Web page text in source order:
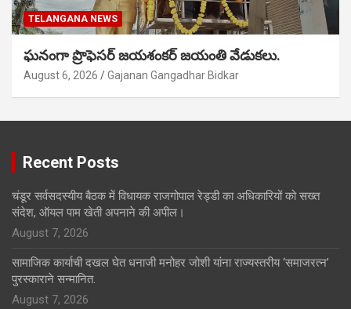
TELANGANA NEWS
ఘనంగా ప్రొఫెసర్ జయశంకర్ జయంతి వేడుకలు.
August 6, 2026 Gajanan Gangadhar Bidkar
Recent Posts
चंडूर सर्वसदस्यीय बैठक में विधायक राजगोपाल रेड्डी का अधिकारियों को सख्त
संदेश, ऑयल पाम खेती अपनाने की अपील।
August 7, 2026
सामाजिक कार्याची दखल घेत धनाजी मनोहर जोशी यांना राज्यस्तरीय ‘समाजरत्न’
पुरस्काराने सन्मानित.
August 7, 2026